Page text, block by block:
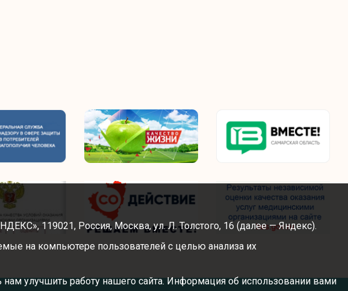
119021, Россия, Москва, ул. Л. Толстого, 16 (далее — Яндекс).
на компьютере пользователей с целью анализа их
улучшить работу нашего сайта. Информация об использовании вами